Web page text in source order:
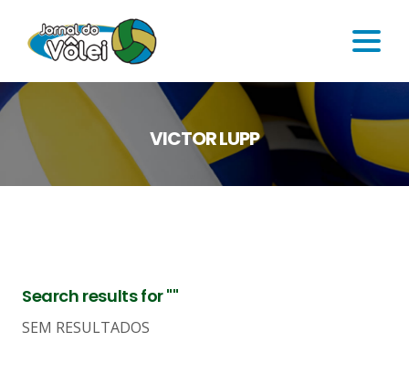
VICTOR LUPP
Search results for ""
SEM RESULTADOS